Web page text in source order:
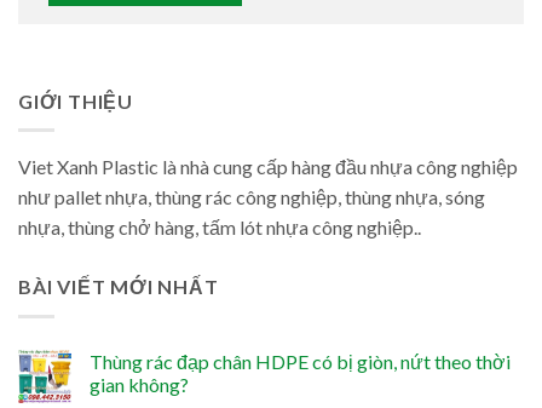
GIỚI THIỆU
Viet Xanh Plastic là nhà cung cấp hàng đầu nhựa công nghiệp
như pallet nhựa, thùng rác công nghiệp, thùng nhựa, sóng
nhựa, thùng chở hàng, tấm lót nhựa công nghiệp..
BÀI VIẾT MỚI NHẤT
Thùng rác đạp chân HDPE có bị giòn, nứt theo thời
gian không?